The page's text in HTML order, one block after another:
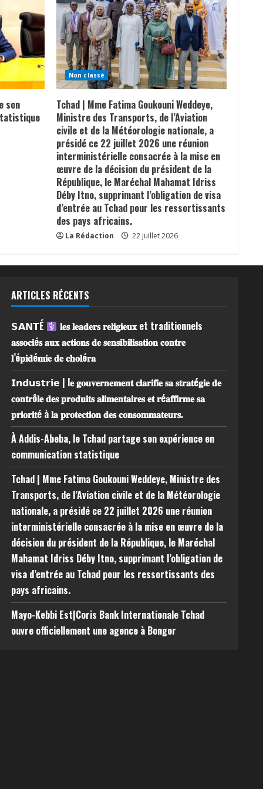
son
Non classé
Tchad | Mme Fatima Goukouni Weddeye,
Ministre des Transports, de l’Aviation
civile et de la Météorologie nationale, a
présidé ce 22 juillet 2026 une réunion
interministérielle consacrée à la mise en
œuvre de la décision du président de la
République, le Maréchal Mahamat Idriss
Déby Itno, supprimant l’obligation de visa
d’entrée au Tchad pour les ressortissants
des pays africains.
La Rédaction 22 juillet 2026
ARTICLES RÉCENTS
𝗦𝗔𝗡𝗧É
𝐥𝐞𝐬 𝐥𝐞𝐚𝐝𝐞𝐫𝐬 𝐫𝐞𝐥𝐢𝐠𝐢𝐞𝐮𝐱 et traditionnels
𝐚𝐬𝐬𝐨𝐜𝐢é𝐬 𝐚𝐮𝐱 𝐚𝐜𝐭𝐢𝐨𝐧𝐬 𝐝𝐞 𝐬𝐞𝐧𝐬𝐢𝐛𝐢𝐥𝐢𝐬𝐚𝐭𝐢𝐨𝐧 𝐜𝐨𝐧𝐭𝐫𝐞
𝐥’é𝐩𝐢𝐝é𝐦𝐢𝐞 𝐝𝐞 𝐜𝐡𝐨𝐥é𝐫𝐚
𝗜𝗻𝗱𝘂𝘀𝘁𝗿𝗶𝗲 | l𝐞 𝐠𝐨𝐮𝐯𝐞𝐫𝐧𝐞𝐦𝐞𝐧𝐭 𝐜𝐥𝐚𝐫𝐢𝐟𝐢𝐞 𝐬𝐚 𝐬𝐭𝐫𝐚𝐭é𝐠𝐢𝐞 𝐝𝐞
𝐜𝐨𝐧𝐭𝐫ô𝐥𝐞 𝐝𝐞𝐬 𝐩𝐫𝐨𝐝𝐮𝐢𝐭𝐬 𝐚𝐥𝐢𝐦𝐞𝐧𝐭𝐚𝐢𝐫𝐞𝐬 𝐞𝐭 𝐫é𝐚𝐟𝐟𝐢𝐫𝐦𝐞 𝐬𝐚
𝐩𝐫𝐢𝐨𝐫𝐢𝐭é à 𝐥𝐚 𝐩𝐫𝐨𝐭𝐞𝐜𝐭𝐢𝐨𝐧 𝐝𝐞𝐬 𝐜𝐨𝐧𝐬𝐨𝐦𝐦𝐚𝐭𝐞𝐮𝐫𝐬.
À Addis-Abeba, le Tchad partage son expérience en
communication statistique
Tchad | Mme Fatima Goukouni Weddeye, Ministre des
Transports, de l’Aviation civile et de la Météorologie
nationale, a présidé ce 22 juillet 2026 une réunion
interministérielle consacrée à la mise en œuvre de la
décision du président de la République, le Maréchal
Mahamat Idriss Déby Itno, supprimant l’obligation de
visa d’entrée au Tchad pour les ressortissants des
pays africains.
Mayo-Kebbi Est|Coris Bank Internationale Tchad
ouvre officiellement une agence à Bongor